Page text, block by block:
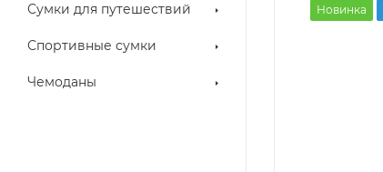
Сумки для путешествий
Спортивные сумки
Чемоданы
Новинка